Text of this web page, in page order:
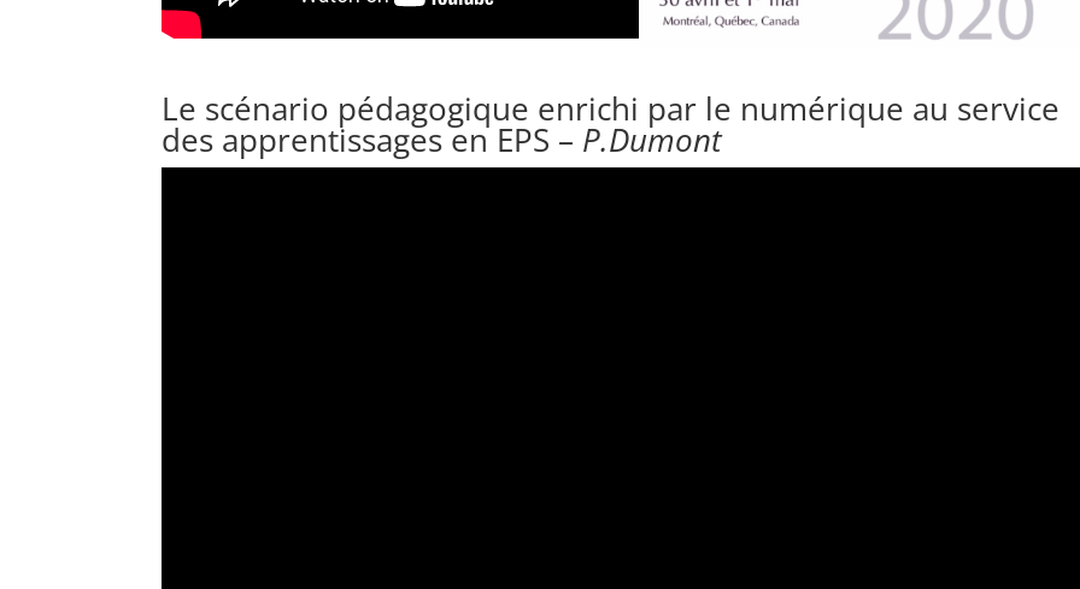
Le scénario pédagogique enrichi par le numérique au service
des apprentissages en EPS – P.Dumont